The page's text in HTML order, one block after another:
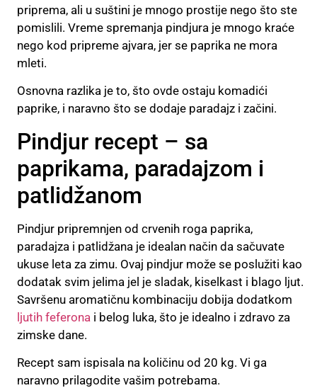
priprema, ali u suštini je mnogo prostije nego što ste
pomislili. Vreme spremanja pindjura je mnogo kraće
nego kod pripreme ajvara, jer se paprika ne mora
mleti.
Osnovna razlika je to, što ovde ostaju komadići
paprike, i naravno što se dodaje paradajz i začini.
Pindjur recept – sa
paprikama, paradajzom i
patlidžanom
Pindjur pripremnjen od crvenih roga paprika,
paradajza i patlidžana je idealan način da sačuvate
ukuse leta za zimu. Ovaj pindjur može se poslužiti kao
dodatak svim jelima jel je sladak, kiselkast i blago ljut.
Savršenu aromatičnu kombinaciju dobija dodatkom
ljutih feferona i belog luka, što je idealno i zdravo za
zimske dane.
Recept sam ispisala na količinu od 20 kg. Vi ga
naravno prilagodite vašim potrebama.